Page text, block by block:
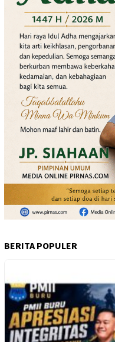
BERITA POPULER